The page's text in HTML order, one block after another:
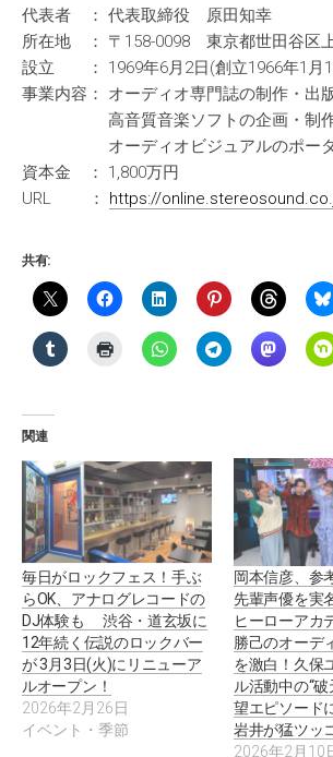
代表者 ： 代表取締役 原田知幸
所在地 ： 〒158-0098 東京都世田谷区上
設立 ： 1969年6月2日(創立1966年1月
事業内容： オーディオ専門誌の制作・出
高音質音楽ソフトの企画・制作
オーディオビジュアルのポータ
資本金 ： 1,800万円
URL ： https://
共有:
関連
毎日がロックフェス！手ぶ
らOK、アナログレコードの
DJ体験も 渋谷・道玄坂に
12年続く伝説のロックバー
が 3月3日(火)にリニューア
ルオープン！
2026年2月26日
イベント・季節
岡本信彦、参
先輩声優を実
ヒーローアカ
勝己のオーデ
を激白！久保
ル活動中の“
望エピソード
岩井が猛ツッ
2026年2月10